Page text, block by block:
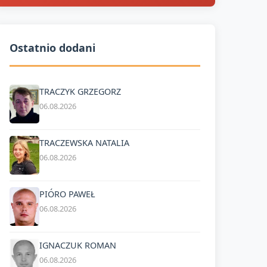
Ostatnio dodani
TRACZYK GRZEGORZ
06.08.2026
TRACZEWSKA NATALIA
06.08.2026
PIÓRO PAWEŁ
06.08.2026
IGNACZUK ROMAN
06.08.2026